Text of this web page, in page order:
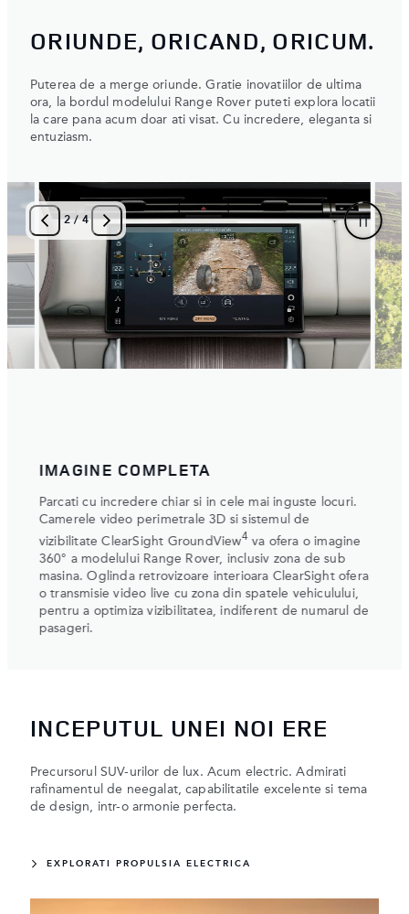
ORIUNDE, ORICAND, ORICUM.
Puterea de a merge oriunde. Gratie inovatiilor de ultima
ora, la bordul modelului Range Rover puteti explora locatii
la care pana acum doar ati visat. Cu incredere, eleganta si
entuziasm.
3/4
ATITUDINE DOMINANTA
Negociati cu incredere cele mai inguste spatii.
Camerele video perimetrale 3D si sistemul de
vizibilitate ClearSight GroundView4ofera o imagine de
ansamblu, care include zona de sub vehicul. Oglinda
retrovizoare interioara ClearSight5afiseaza o imagine
live din spatele vehiculului, pentru a optimiza
vizibilitatea, indiferent de prezenta pasagerilor.
INCEPUTUL UNEI NOI ERE
Precursorul SUV-urilor de lux. Acum electric. Admirati
rafinamentul de neegalat, capabilitatile excelente si tema
de design, intr-o armonie perfecta.
EXPLORATI PROPULSIA ELECTRICA